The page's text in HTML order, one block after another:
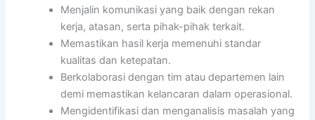
Menjalin komunikasi yang baik dengan rekan
kerja, atasan, serta pihak-pihak terkait.
Memastikan hasil kerja memenuhi standar
kualitas dan ketepatan.
Berkolaborasi dengan tim atau departemen lain
demi memastikan kelancaran dalam operasional.
Mengidentifikasi dan menganalisis masalah yang